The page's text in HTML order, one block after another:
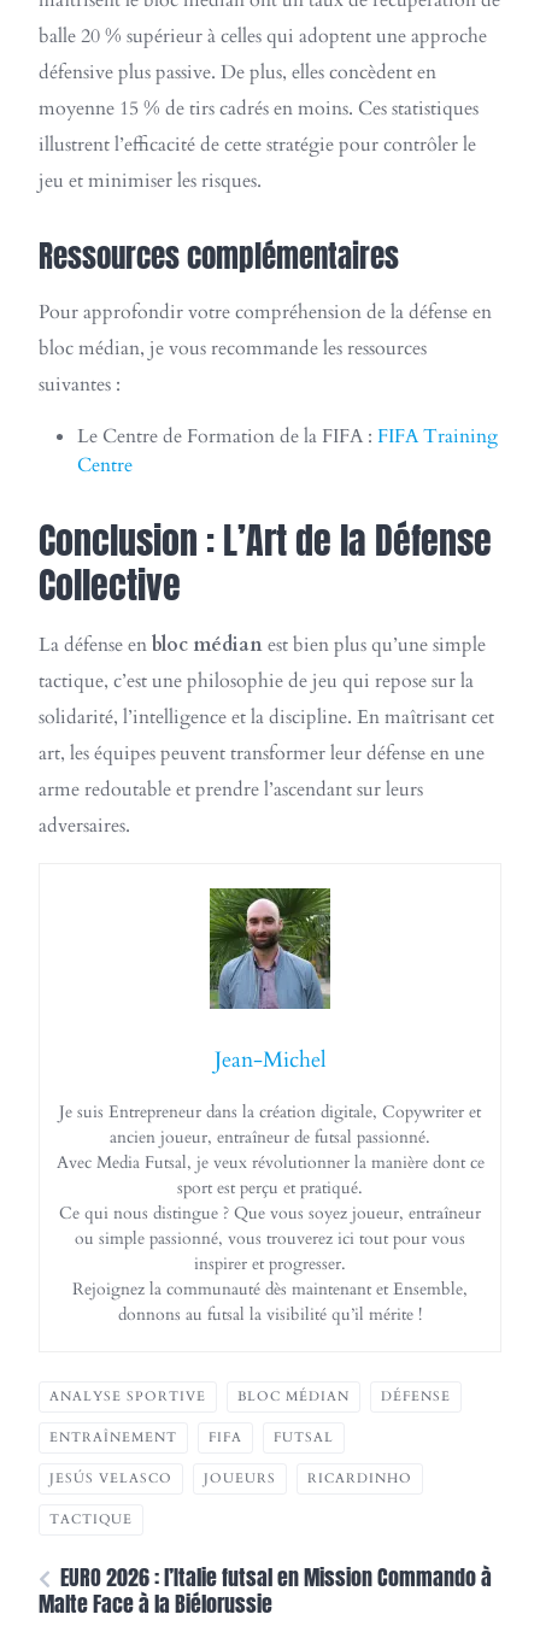
balle 20 % supérieur à celles qui adoptent une approche
défensive plus passive. De plus, elles concèdent en
moyenne 15 % de tirs cadrés en moins. Ces statistiques
illustrent l’efficacité de cette stratégie pour contrôler le
jeu et minimiser les risques.
Ressources complémentaires
Pour approfondir votre compréhension de la défense en
bloc médian, je vous recommande les ressources
suivantes :
Le Centre de Formation de la FIFA : FIFA Training
Centre
Conclusion : L’Art de la Défense
Collective
La défense enbloc médianest bien plus qu’une simple
tactique, c’est une philosophie de jeu qui repose sur la
solidarité, l’intelligence et la discipline. En maîtrisant cet
art, les équipes peuvent transformer leur défense en une
arme redoutable et prendre l’ascendant sur leurs
adversaires.
Jean-Michel
Je suis Entrepreneur dans la création digitale, Copywriter et
ancien joueur, entraîneur de futsal passionné.
Avec Media Futsal, je veux révolutionner la manière dont ce
sport est perçu et pratiqué.
Ce qui nous distingue ? Que vous soyez joueur, entraîneur
ou simple passionné, vous trouverez ici tout pour vous
inspirer et progresser.
Rejoignez la communauté dès maintenant et Ensemble,
donnons au futsal la visibilité qu’il mérite !
ANALYSE SPORTIVE BLOC MÉDIAN DÉFENSE
ENTRAÎNEMENT FIFA FUTSAL
JESÚS VELASCO JOUEURS RICARDINHO
TACTIQUE
EURO 2026 : l’Italie futsal en Mission Commando à
Malte Face à la Biélorussie